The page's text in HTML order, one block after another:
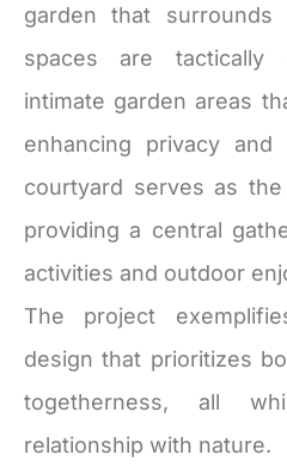
garden that surrounds
spaces are tactically
intimate garden areas
enhancing privacy and
courtyard serves as
providing a central
activities and outdoor
The project
design that prioritizes
togetherness, all
relationship with nature.